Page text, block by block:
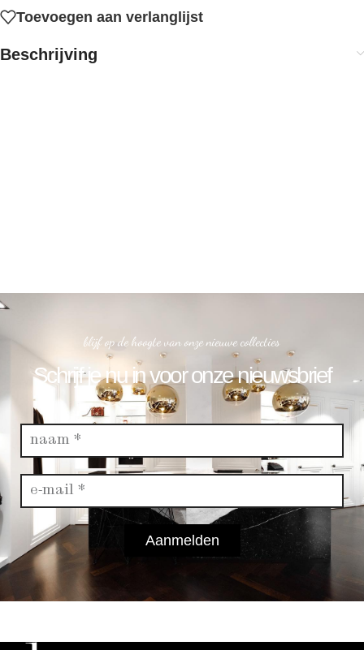
Toevoegen aan verlanglijst
Beschrijving
blijf op de hoogte van onze nieuwe collecties
Schrijf je nu in voor onze nieuwsbrief
Aanmelden